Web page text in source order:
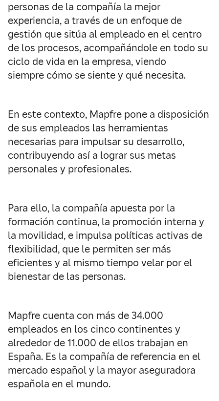
personas de la compañía la mejor
experiencia, a través de un enfoque de
gestión que sitúa al empleado en el centro
de los procesos, acompañándole en todo su
ciclo de vida en la empresa, viendo
siempre cómo se siente y qué necesita.
En este contexto, Mapfre pone a disposición
de sus empleados las herramientas
necesarias para impulsar su desarrollo,
contribuyendo así a lograr sus metas
personales y profesionales.
Para ello, la compañía apuesta por la
formación continua, la promoción interna y
la movilidad, e impulsa políticas activas de
flexibilidad, que le permiten ser más
eficientes y al mismo tiempo velar por el
bienestar de las personas.
Mapfre cuenta con más de 34.000
empleados en los cinco continentes y
alrededor de 11.000 de ellos trabajan en
España. Es la compañía de referencia en el
mercado español y la mayor aseguradora
española en el mundo.